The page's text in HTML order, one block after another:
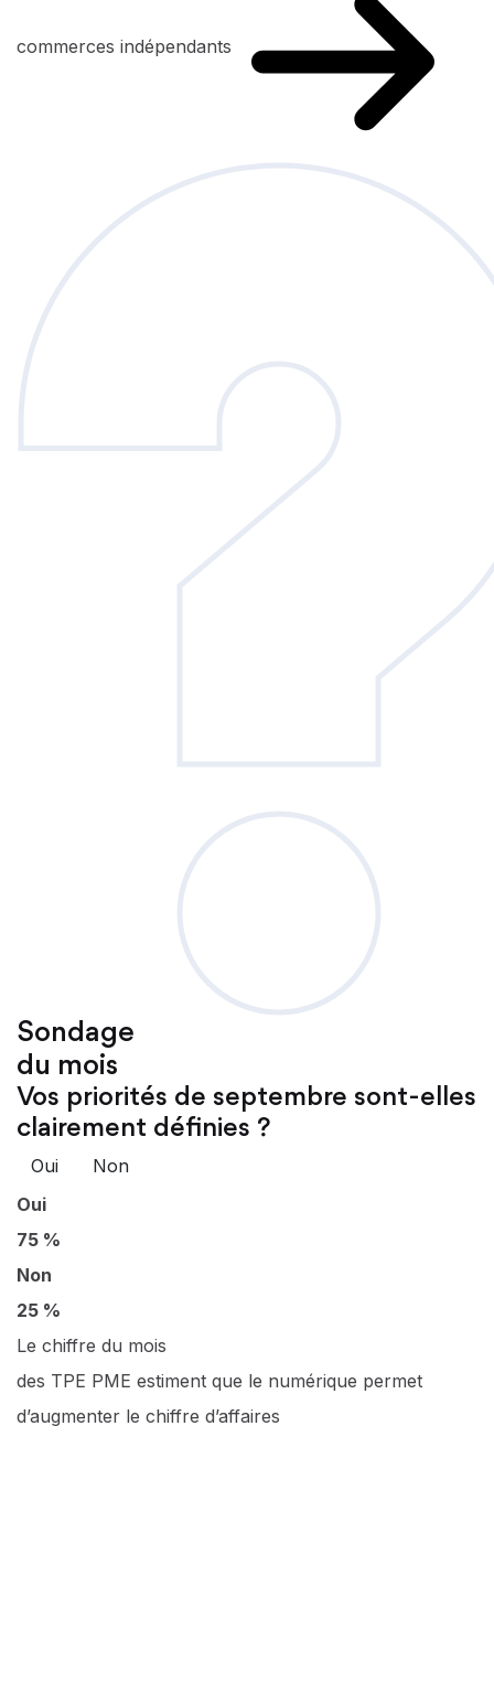
commerces indépendants
Sondage
du mois
Vos priorités de septembre sont-elles
clairement définies ?
Oui
Non
Oui
75 %
Non
25 %
Le chiffre du mois
des TPE PME estiment que le numérique permet
d’augmenter le chiffre d’affaires